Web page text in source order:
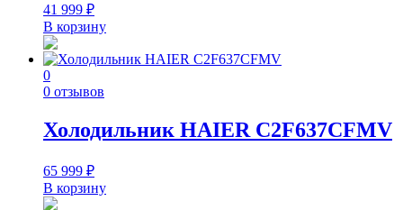
41 999 ₽
В корзину
0
0 отзывов
Холодильник HAIER C2F637CFMV
65 999 ₽
В корзину